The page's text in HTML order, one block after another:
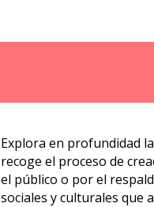
Explora en profundidad
recoge el proceso de
el público o por el
sociales y culturales que